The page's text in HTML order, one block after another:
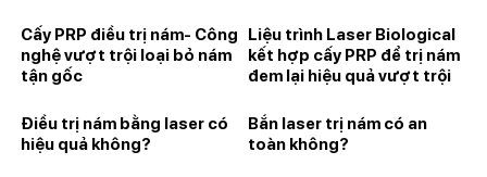
Cấy PRP điều trị nám- Công
nghệ vượt trội loại bỏ nám
tận gốc
Liệu trình Laser Biological
kết hợp cấy PRP để trị nám
đem lại hiệu quả vượt trội
Điều trị nám bằng laser có
hiệu quả không?
Bắn laser trị nám có an
toàn không?